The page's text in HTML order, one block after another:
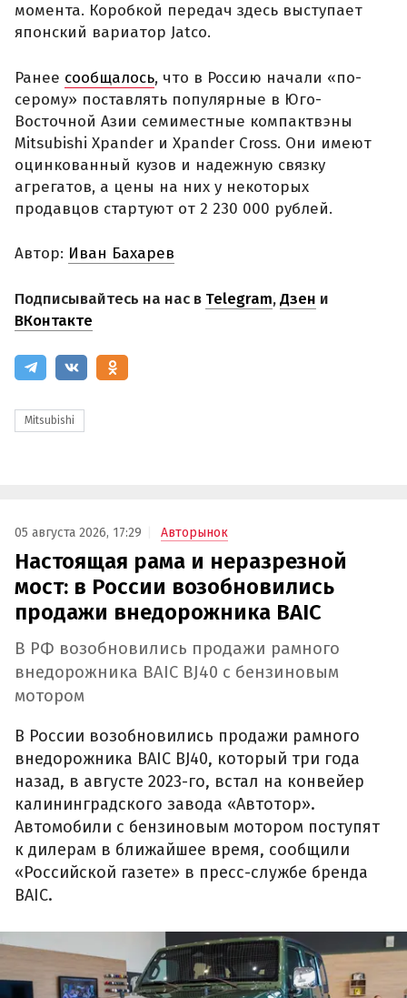
момента. Коробкой передач здесь выступает
японский вариатор Jatco.
Ранее сообщалось, что в Россию начали «по-
серому» поставлять популярные в Юго-
Восточной Азии семиместные компактвэны
Mitsubishi Xpander и Xpander Cross. Они имеют
оцинкованный кузов и надежную связку
агрегатов, а цены на них у некоторых
продавцов стартуют от 2 230 000 рублей.
Автор: Иван Бахарев
Подписывайтесь на нас в Telegram,Дзен и
ВКонтакте
Mitsubishi
05 августа 2026, 17:29 Авторынок
Настоящая рама и неразрезной
мост: в России возобновились
продажи внедорожника BAIC
В РФ возобновились продажи рамного
внедорожника BAIC BJ40 с бензиновым
мотором
В России возобновились продажи рамного
внедорожника BAIC BJ40, который три года
назад, в августе 2023-го, встал на конвейер
калининградского завода «Автотор».
Автомобили с бензиновым мотором поступят
к дилерам в ближайшее время, сообщили
«Российской газете» в пресс-службе бренда
BAIC.